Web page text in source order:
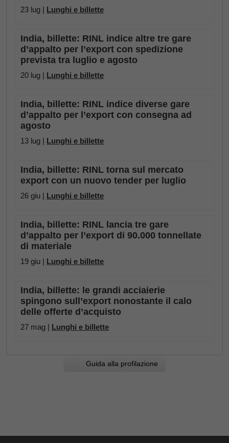
23 lug | Lunghi e billette
India, billette: RINL indice altre tre gare
d’appalto per l’export con spedizione
prevista tra luglio e agosto
20 lug | Lunghi e billette
India, billette: RINL indice diverse gare
d’appalto per l’export con consegna ad
agosto
13 lug | Lunghi e billette
India, billette: RINL torna sul mercato
export con un nuovo tender per luglio
26 giu | Lunghi e billette
India, billette: RINL lancia tre gare
d’appalto per l’export di 90.000 tonnellate
di materiale
19 giu | Lunghi e billette
India, billette: le grandi acciaierie
spingono sull’export nonostante il calo
delle offerte d’acquisto
27 mag | Lunghi e billette
Guida alla profilazione